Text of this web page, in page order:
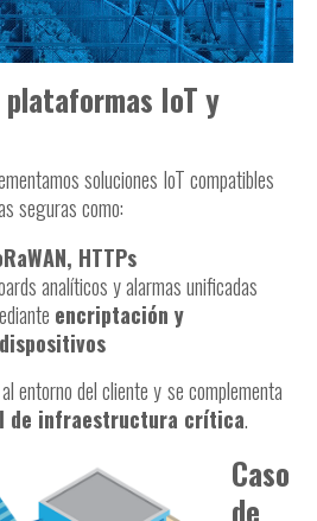
IoT y
soluciones IoT compatibles
seguras como:
HTTPs
analíticos y alarmas unificadas
encriptación y
entorno del cliente yse complementa
de infraestructura crítica.
Caso
de